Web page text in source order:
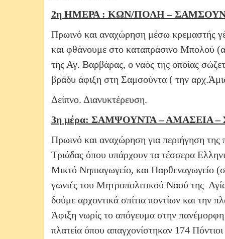
2η ΗΜΕΡΑ : ΚΩΝ/ΠΟΛΗ –
Πρωινό και αναχώρηση μέσω κρεμαστής
και φθάνουμε στο καταπράσινο Μπολού
της Αγ. Βαρβάρας, ο ναός της οποίας
βράδυ άφιξη στη Σαμσούντα ( την
Δείπνο. Διανυκτέρευση.
3η μέρα: ΣΑΜΨΟΥΝΤΑ – ΑΜΑΣΕΙΑ –
Πρωινό και αναχώρηση για περιήγηση της
Τριάδας όπου υπάρχουν τα τέσσερα
Μικτό Νηπιαγωγείο, και Παρθεναγωγείο
γωνιές του Μητροπολιτικού Ναού της
δούμε αρχοντικά σπίτια ποντίων και την
Άφιξη νωρίς το απόγευμα στην
πλατεία όπου απαγχονίστηκαν 174